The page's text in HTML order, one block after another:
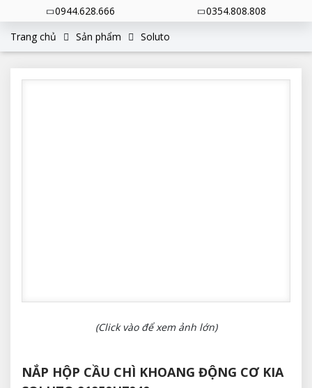
0944.628.666
0354.808.808
Trang chủ
Sản phẩm Soluto
(Click vào để xem ảnh lớn)
NẮP HỘP CẦU CHÌ KHOANG ĐỘNG CƠ KIA